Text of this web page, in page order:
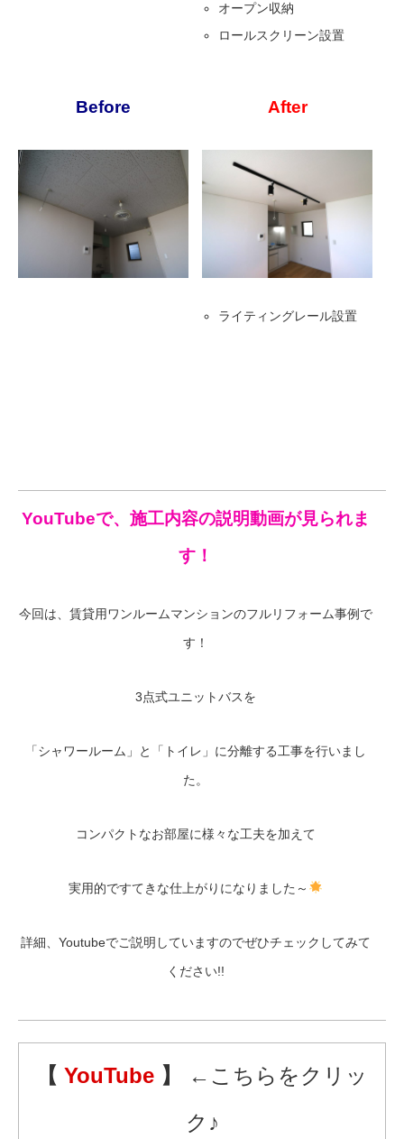
オープン収納
ロールスクリーン設置
Before After
ライティングレール設置
YouTubeで、施工内容の説明動画が見られま
す！
今回は、賃貸用ワンルームマンションのフルリフォーム事例で
す！
3点式ユニットバスを
「シャワールーム」と「トイレ」に分離する工事を行いまし
た。
コンパクトなお部屋に様々な工夫を加えて
実用的ですてきな仕上がりになりました～
詳細、Youtubeでご説明していますのでぜひチェックしてみて
ください!!
【 YouTube 】
←こちらをクリッ
ク♪